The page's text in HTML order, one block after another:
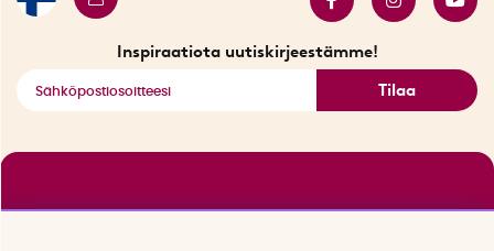
Inspiraatiota uutiskirjeestämme!
Tilaa